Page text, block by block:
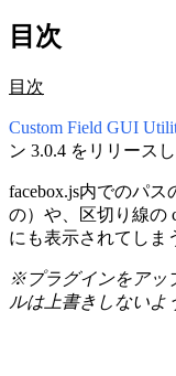
目次
目次
Custom Field GUI
ン 3.0.4 をリリースし
facebox.js内でのパ
の）や、区切り線の
にも表示されてしま
※プラグインをアッ
ルは上書きしないよ